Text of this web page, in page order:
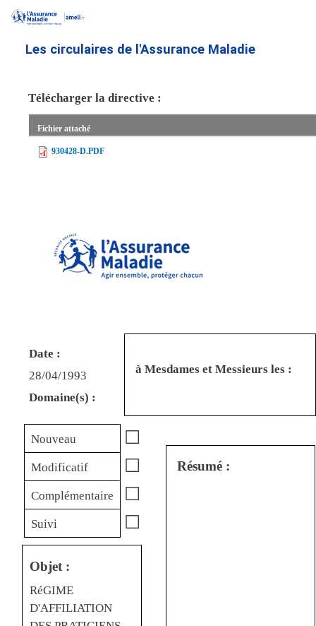
contenu
Les circulaires de l'Assurance Maladie
Télécharger la directive :
Fichier attaché
930428-D.PDF
Date :
28/04/1993
Domaine(s) :
à Mesdames et Messieurs les :
Nouveau ☐
Modificatif ☐
Complémentaire ☐
Suivi ☐
Objet :
RéGIME
D'AFFILIATION
Résumé :